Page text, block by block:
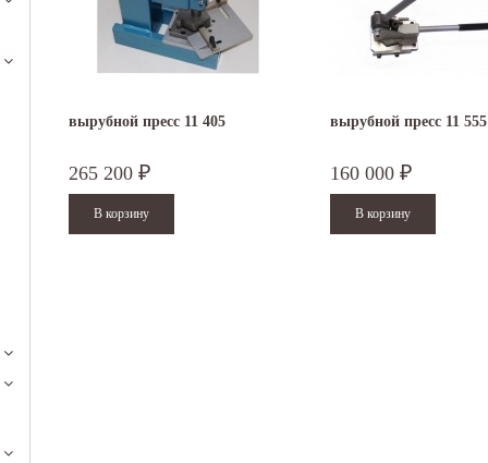
вырубной пресс 11 405
265 200 ₽
вырубной пресс 11 555
160 000 ₽